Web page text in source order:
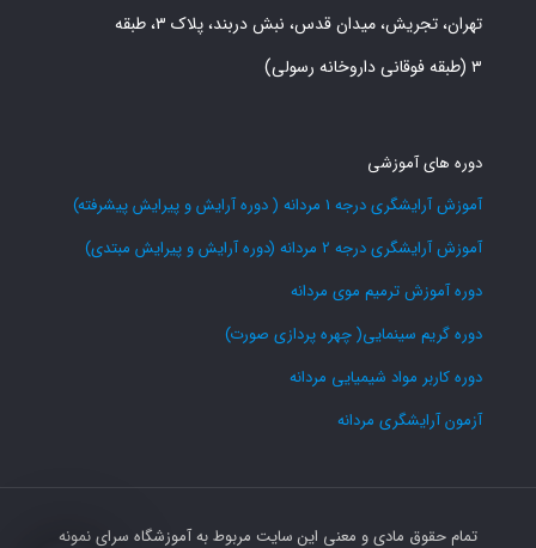
تهران، تجریش، میدان قدس، نبش دربند، پلاک ۳، طبقه
۳ (طبقه فوقانی داروخانه رسولی)
دوره های آموزشی
آموزش آرایشگری درجه 1 مردانه ( دوره آرایش و پیرایش پیشرفته)
آموزش آرایشگری درجه 2 مردانه (دوره آرایش و پیرایش مبتدی)
دوره آموزش ترمیم موی مردانه
دوره گریم سینمایی( چهره پردازی صورت)
دوره کاربر مواد شیمیایی مردانه
آزمون آرایشگری مردانه
تمام حقوق مادی و معنی این سایت مربوط به آموزشگاه سرای نمونه